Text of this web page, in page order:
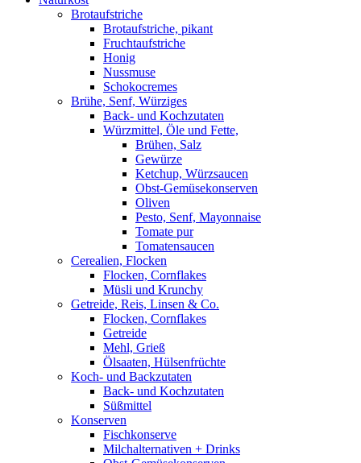
Brotaufstriche
Brotaufstriche, pikant
Fruchtaufstriche
Honig
Nussmuse
Schokocremes
Brühe, Senf, Würziges
Back- und Kochzutaten
Würzmittel, Öle und Fette,
Brühen, Salz
Gewürze
Ketchup, Würzsaucen
Obst-Gemüsekonserven
Oliven
Pesto, Senf, Mayonnaise
Tomate pur
Tomatensaucen
Cerealien, Flocken
Flocken, Cornflakes
Müsli und Krunchy
Getreide, Reis, Linsen & Co.
Flocken, Cornflakes
Getreide
Mehl, Grieß
Ölsaaten, Hülsenfrüchte
Koch- und Backzutaten
Back- und Kochzutaten
Süßmittel
Konserven
Fischkonserve
Milchalternativen + Drinks